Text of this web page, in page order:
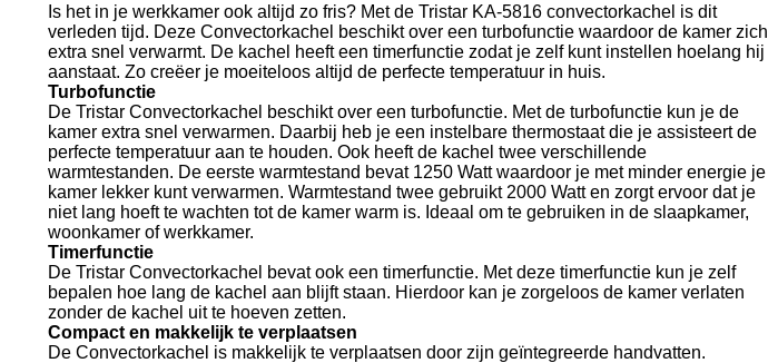
Is het in je werkkamer ook altijd zo fris? Met de Tristar KA-5816 convectorkachel is dit
verleden tijd. Deze Convectorkachel beschikt over een turbofunctie waardoor de kamer zich
extra snel verwarmt. De kachel heeft een timerfunctie zodat je zelf kunt instellen hoelang hij
aanstaat. Zo creëer je moeiteloos altijd de perfecte temperatuur in huis.
Turbofunctie
De Tristar Convectorkachel beschikt over een turbofunctie. Met de turbofunctie kun je de
kamer extra snel verwarmen. Daarbij heb je een instelbare thermostaat die je assisteert de
perfecte temperatuur aan te houden. Ook heeft de kachel twee verschillende
warmtestanden. De eerste warmtestand bevat 1250 Watt waardoor je met minder energie je
kamer lekker kunt verwarmen. Warmtestand twee gebruikt 2000 Watt en zorgt ervoor dat je
niet lang hoeft te wachten tot de kamer warm is. Ideaal om te gebruiken in de slaapkamer,
woonkamer of werkkamer.
Timerfunctie
De Tristar Convectorkachel bevat ook een timerfunctie. Met deze timerfunctie kun je zelf
bepalen hoe lang de kachel aan blijft staan. Hierdoor kan je zorgeloos de kamer verlaten
zonder de kachel uit te hoeven zetten.
Compact en makkelijk te verplaatsen
De Convectorkachel is makkelijk te verplaatsen door zijn geïntegreerde handvatten.